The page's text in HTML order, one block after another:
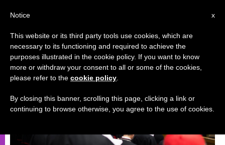
سينودس
x
Notice
This website or its third party tools use cookies, which are
necessary to its functioning and required to achieve the
purposes illustrated in the cookie policy. If you want to know
more or withdraw your consent to all or some of the cookies,
please refer to the cookie policy
By closing this banner, scrolling this page, clicking a link or
continuing to browse otherwise, you agree to the use of cookies.